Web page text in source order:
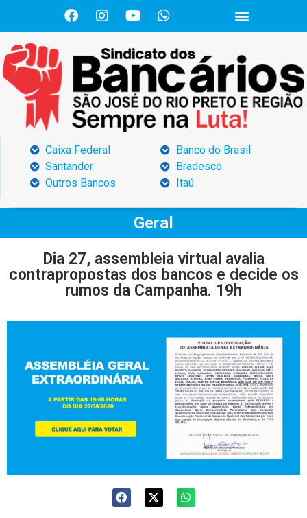
Caixa Federal
Santander
Outros Bancos
Banco do Brasil
Bradesco
Itaú
Geral
Dia 27, assembleia virtual avalia
contrapropostas dos bancos e decide os
rumos da Campanha. 19h